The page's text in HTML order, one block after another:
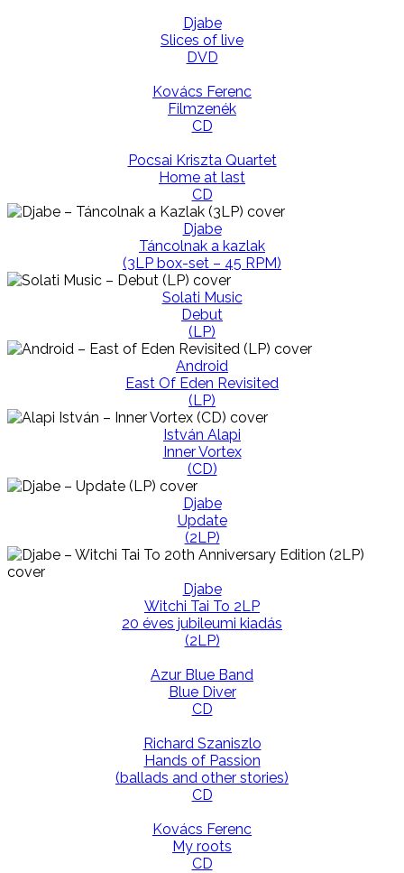
Djabe
Slices of live
DVD
Kovács Ferenc
Filmzenék
CD
Pocsai Kriszta Quartet
Home at last
CD
Djabe
Táncolnak a kazlak
(3LP box-set – 45 RPM)
Solati Music
Debut
(LP)
Android
East Of Eden Revisited
(LP)
István Alapi
Inner Vortex
(CD)
Djabe
Update
(2LP)
Djabe
Witchi Tai To 2LP
20 éves jubileumi kiadás
(2LP)
Azur Blue Band
Blue Diver
CD
Richard Szaniszlo
Hands of Passion
(ballads and other stories)
CD
Kovács Ferenc
My roots
CD